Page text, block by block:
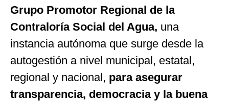
Grupo Promotor Regional de la
Contraloría Social del Agua, una
instancia autónoma que surge desde la
autogestión a nivel municipal, estatal,
regional y nacional, para asegurar
transparencia, democracia y la buena